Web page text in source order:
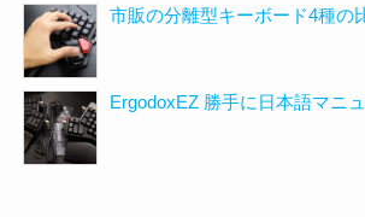
市販の分離型キーボード4種の
ErgodoxEZ 勝手に日本語マニ